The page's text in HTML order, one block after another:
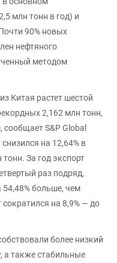
млн тонн в год) и
90% новых
нефтяного
методом
Китая растет шестой
2,162 млн тонн,
S&P Global
на 12,64% в
За год экспорт
раз подряд,
54,48% больше, чем
на 8,9% — до
более низкий
а также стабильные